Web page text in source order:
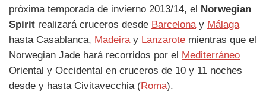
próxima temporada de invierno 2013/14, el Norwegian
Spirit realizará cruceros desde Barcelona y Málaga
hasta Casablanca, Madeira y Lanzarote mientras que el
Norwegian Jade hará recorridos por el Mediterráneo
Oriental y Occidental en cruceros de 10 y 11 noches
desde y hasta Civitavecchia (Roma).